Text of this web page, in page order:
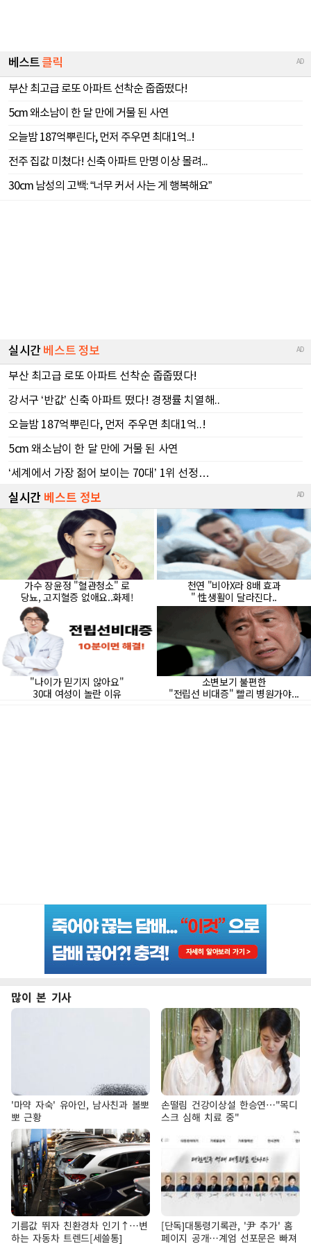
많이 본 기사
'마약 자숙' 유아인, 남사친과 볼뽀
뽀 근황
손떨림 건강이상설 한승연…"목디
스크 심해 치료 중"
기름값 뛰자 친환경차 인기↑…변
하는 자동차 트렌드[세쓸통]
[단독]대통령기록관, '尹 추가' 홈
페이지 공개…계엄 선포문은 빠져